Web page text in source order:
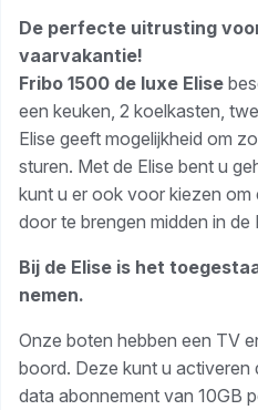
De perfecte uitrusting
vaarvakantie!
Fribo 1500 de luxe Elise
een keuken, 2 koelkasten,
Elise geeft mogelijkheid om
sturen. Met de Elise bent u
kunt u er ook voor kiezen
door te brengen midden in de
Bij de Elise is het
nemen.
Onze boten hebben een TV
boord. Deze kunt u activeren
data abonnement van 10GB